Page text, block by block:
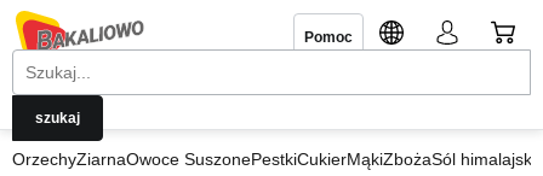
Pomoc
OrzechyZiarnaOwoce SuszonePestkiCukierMąkiZbożaSól himalajska